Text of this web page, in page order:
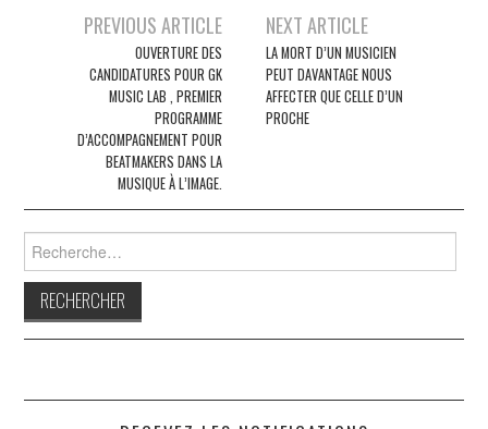
NavigationPREVIOUS ARTICLE
OUVERTURE DES
CANDIDATURES POUR GK
MUSIC LAB , PREMIER
PROGRAMME
D’ACCOMPAGNEMENT POUR
BEATMAKERS DANS LA
MUSIQUE À L’IMAGE.
NEXT ARTICLE
LA MORT D’UN MUSICIEN
PEUT DAVANTAGE NOUS
AFFECTER QUE CELLE D’UN
PROCHE